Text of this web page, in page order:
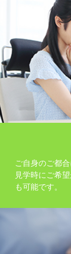
ご自身のご都
見学時にご希
も可能です。